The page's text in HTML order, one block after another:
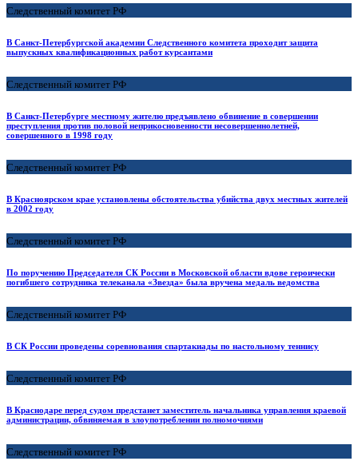
Следственный комитет РФ
В Санкт-Петербургской академии Следственного комитета проходит защита
выпускных квалификационных работ курсантами
Следственный комитет РФ
В Санкт-Петербурге местному жителю предъявлено обвинение в совершении
преступления против половой неприкосновенности несовершеннолетней,
совершенного в 1998 году
Следственный комитет РФ
В Красноярском крае установлены обстоятельства убийства двух местных жителей
в 2002 году
Следственный комитет РФ
По поручению Председателя СК России в Московской области вдове героически
погибшего сотрудника телеканала «Звезда» была вручена медаль ведомства
Следственный комитет РФ
В СК России проведены соревнования спартакиады по настольному теннису
Следственный комитет РФ
В Краснодаре перед судом предстанет заместитель начальника управления краевой
администрации, обвиняемая в злоупотреблении полномочиями
Следственный комитет РФ